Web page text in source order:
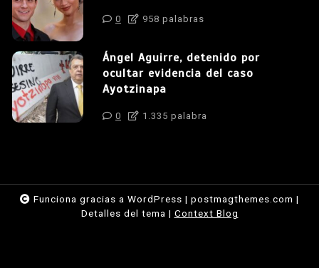
0 958 palabras
Ángel Aguirre, detenido por
ocultar evidencia del caso
Ayotzinapa
0 1.335 palabra
Funciona gracias a WordPress | postmagthemes.com |
Detalles del tema | Context Blog